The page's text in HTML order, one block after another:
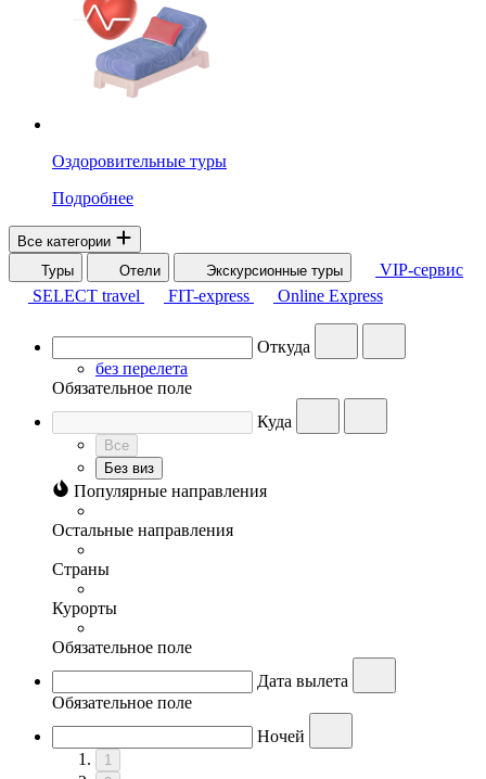
Оздоровительные туры
Подробнее
Все категории
Туры
Отели Экскурсионные туры
VIP-сервис
SELECT travel
FIT-express Online Express
Откуда
без перелета
Обязательное поле
Куда
Все
Без виз
Популярные направления
Остальные направления
Страны
Курорты
Обязательное поле
Дата вылета
Обязательное поле
Ночей
1